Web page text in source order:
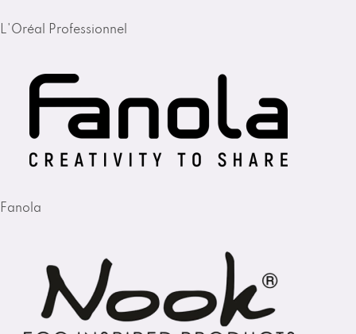
L'Oréal Professionnel
Fanola